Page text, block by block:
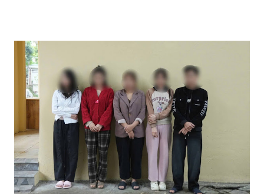
Thanh 1.1.1. Thân máy ảnh (Body máy
ảnh): Chọn máy ảnh có chất lượng ...